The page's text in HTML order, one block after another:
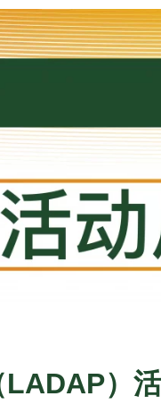
）